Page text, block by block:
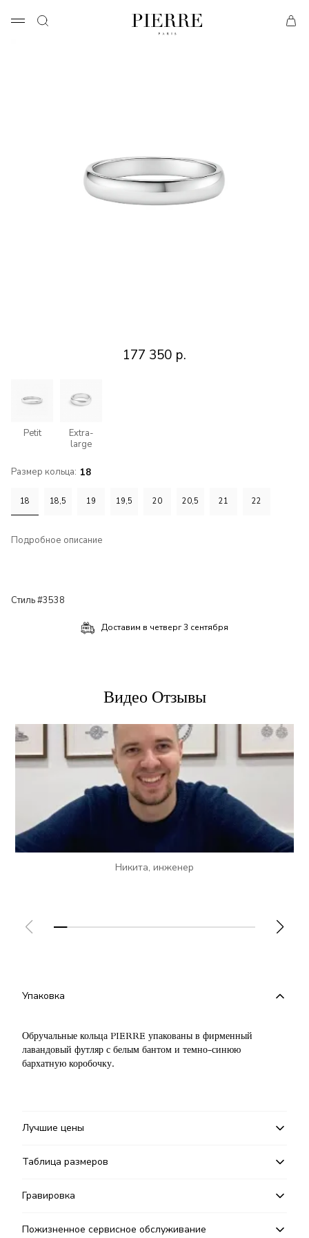
Стиль #3538
177 350 р.
Petit
Extra-
large
Размер кольца: 18
18 18,5 19 19,5 20 20,5 21 22
Подробное описание
Доставим в четверг 3 сентября
Видео Отзывы
Никита, инженер
Упаковка
Обручальные кольца PIERRE упакованы в фирменный
лавандовый футляр с белым бантом и темно-синюю
бархатную коробочку.
Лучшие цены
Таблица размеров
Гравировка
Пожизненное сервисное обслуживание